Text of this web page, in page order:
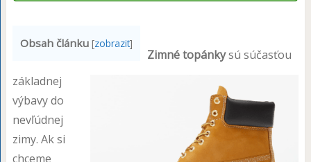
Obsah článku [zobrazit]
Zimné topánkysú súčasťou
základnej
výbavy do
nevľúdnej
zimy. Ak si
chceme